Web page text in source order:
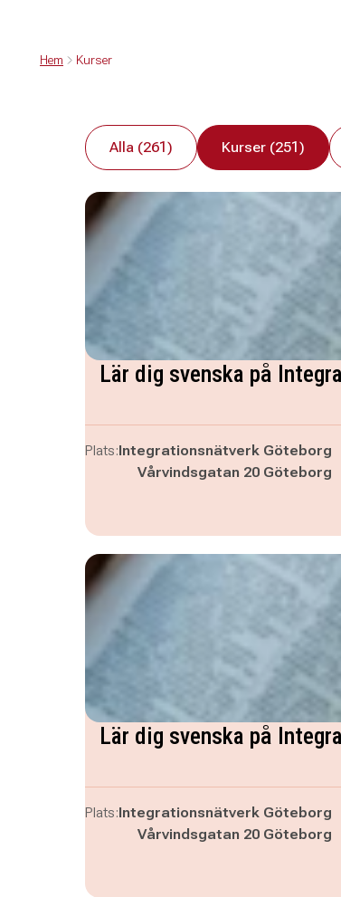
Hem Kurser
Alla (261) Kurser (251)
Lär dig svenska på
Plats:Integrationsnätverk Göteborg
Vårvindsgatan 20 Göteborg
Lär dig svenska på
Plats:Integrationsnätverk Göteborg
Vårvindsgatan 20 Göteborg